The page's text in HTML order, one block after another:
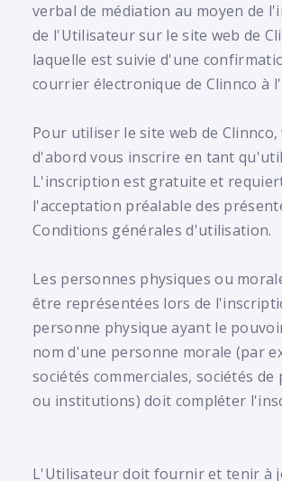
verbal de médiation au moyen de
de l'Utilisateur sur le site web de
laquelle est suivie d'une
courrier électronique de Clinnco à
Pour utiliser le site web de Clinnco,
d'abord vous inscrire en tant
L'inscription est gratuite et
l'acceptation préalable des
Conditions générales d'utilisation.
Les personnes physiques ou
être représentées lors de
personne physique ayant le
nom d'une personne morale (par
sociétés commerciales, sociétés de
ou institutions) doit compléter
L'Utilisateur doit fournir et tenir à